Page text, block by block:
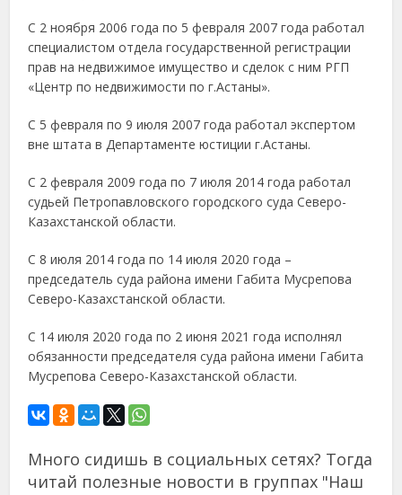
С 2 ноября 2006 года по 5 февраля 2007 года работал
специалистом отдела государственной регистрации
прав на недвижимое имущество и сделок с ним РГП
«Центр по недвижимости по г.Астаны».
С 5 февраля по 9 июля 2007 года работал экспертом
вне штата в Департаменте юстиции г.Астаны.
С 2 февраля 2009 года по 7 июля 2014 года работал
судьей Петропавловского городского суда Северо-
Казахстанской области.
С 8 июля 2014 года по 14 июля 2020 года –
председатель суда района имени Габита Мусрепова
Северо-Казахстанской области.
С 14 июля 2020 года по 2 июня 2021 года исполнял
обязанности председателя суда района имени Габита
Мусрепова Северо-Казахстанской области.
Много сидишь в социальных сетях? Тогда
читай полезные новости в группах "Наш